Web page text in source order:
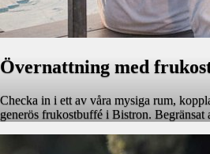
Övernattning med
Checka in i ett av våra mysiga rum,
generös frukostbuffé i Bistron. Begränsat